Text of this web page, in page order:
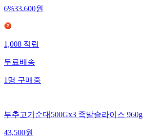
6%33,600원
1,008적립
무료배송
1명구매중
부추고기순대500Gx3 족발슬라이스 960g
43,500원